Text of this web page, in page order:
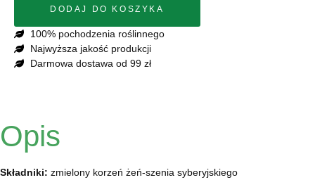
DODAJ DO KOSZYKA
100% pochodzenia roślinnego
Najwyższa jakość produkcji
Darmowa dostawa od 99 zł
Opis
Składniki: zmielony korzeń żeń-szenia syberyjskiego